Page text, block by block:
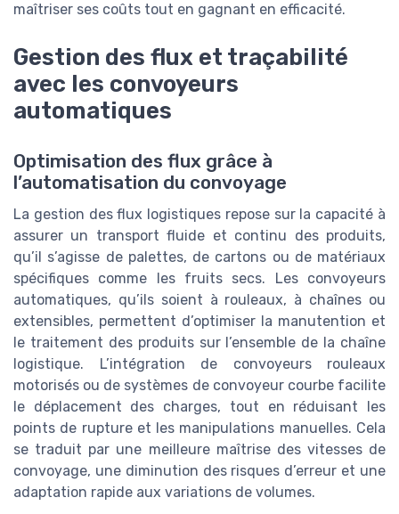
maîtriser ses coûts tout en gagnant en efficacité.
Gestion des flux et traçabilité
avec les convoyeurs
automatiques
Optimisation des flux grâce à
l’automatisation du convoyage
La gestion des flux logistiques repose sur la capacité à
assurer un transport fluide et continu des produits,
qu’il s’agisse de palettes, de cartons ou de matériaux
spécifiques comme les fruits secs. Les convoyeurs
automatiques, qu’ils soient à rouleaux, à chaînes ou
extensibles, permettent d’optimiser la manutention et
le traitement des produits sur l’ensemble de la chaîne
logistique. L’intégration de convoyeurs rouleaux
motorisés ou de systèmes de convoyeur courbe facilite
le déplacement des charges, tout en réduisant les
points de rupture et les manipulations manuelles. Cela
se traduit par une meilleure maîtrise des vitesses de
convoyage, une diminution des risques d’erreur et une
adaptation rapide aux variations de volumes.